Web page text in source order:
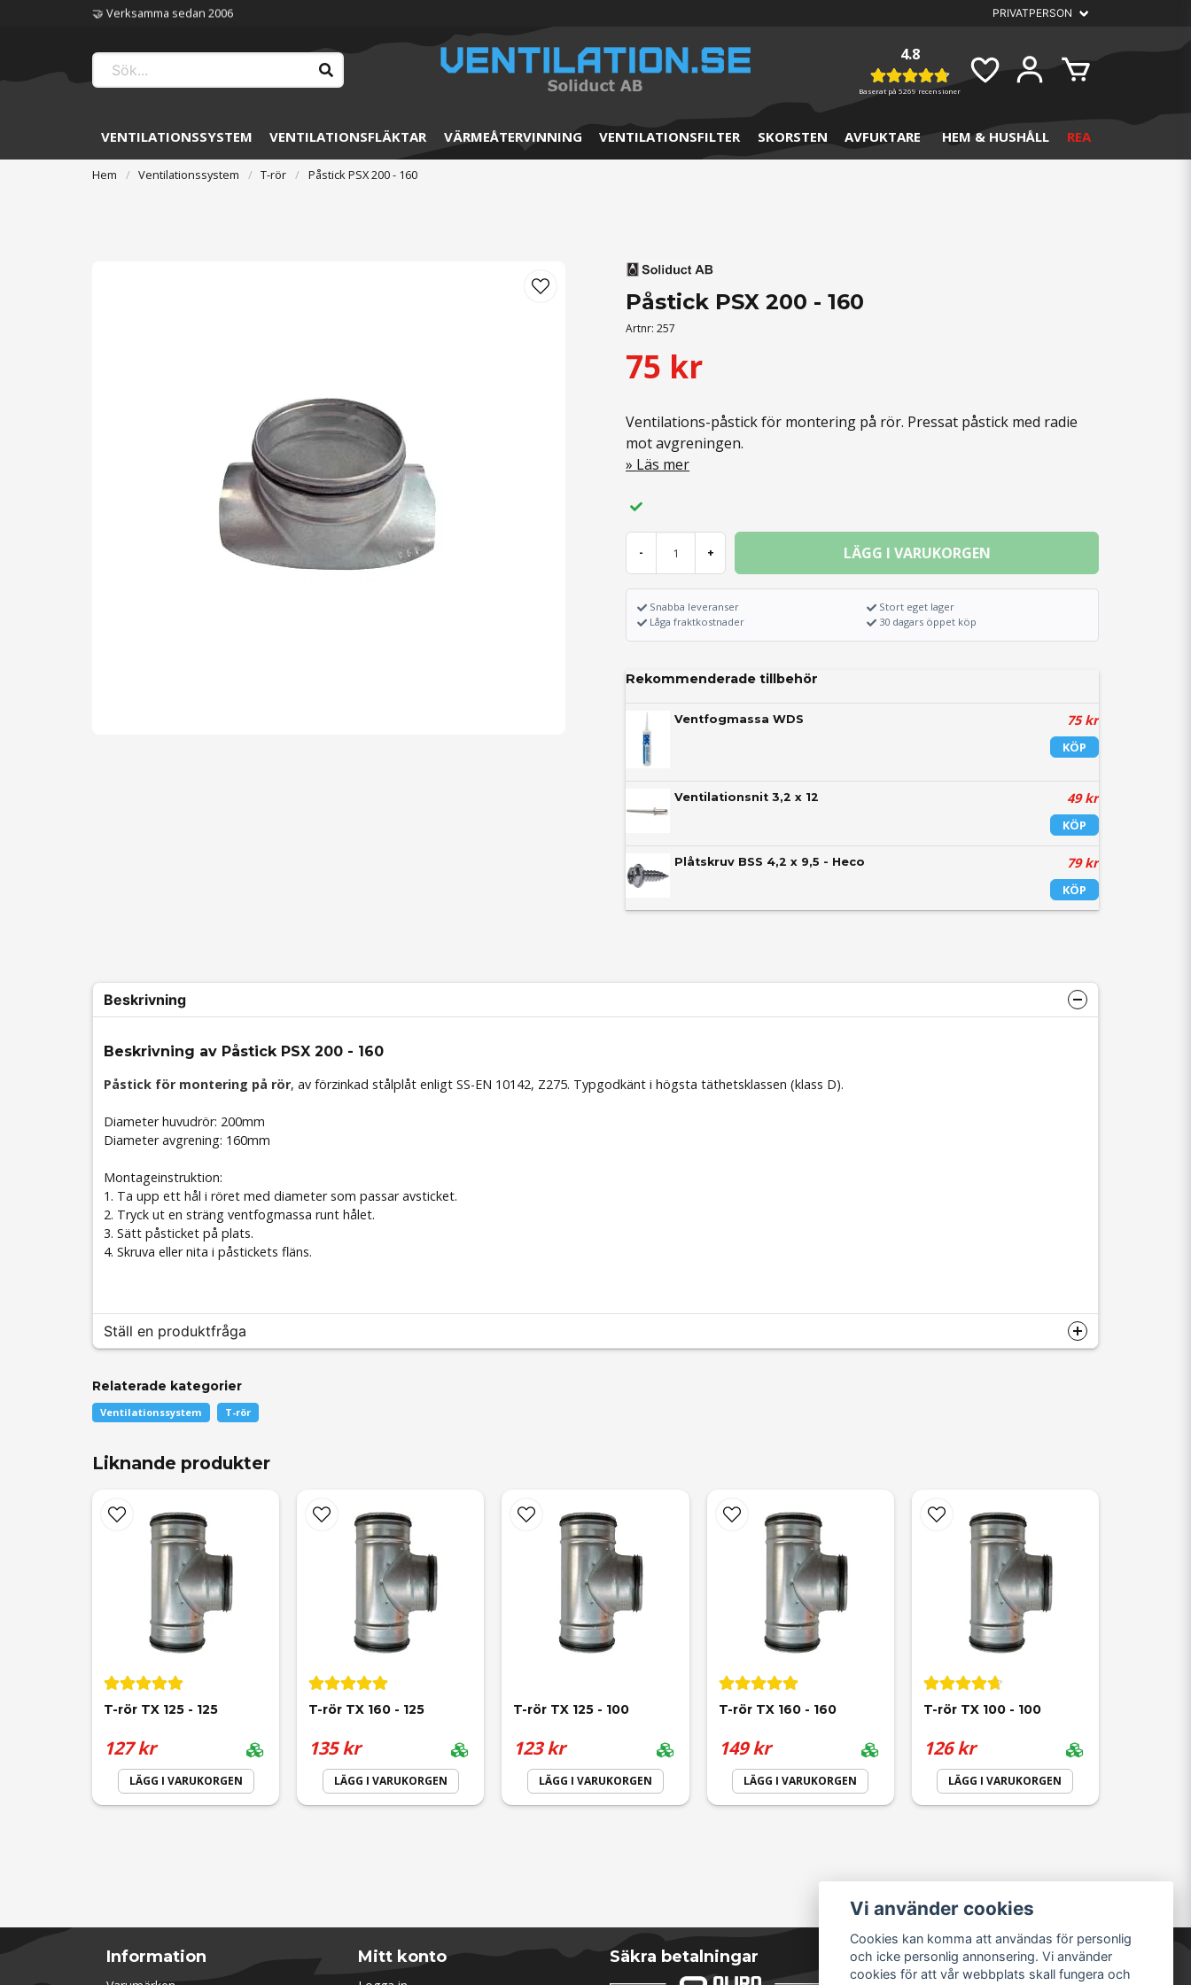
🏆 Störst på ventilation
4.8
Baserat på 5269 recensioner
VENTILATIONSSYSTEM VENTILATIONSFLÄKTAR VÄRMEÅTERVINNING VENTILATIONSFILTER SKORSTEN AVFUKTARE HEM & HUSHÅLL REA
Hem Ventilationssystem T-rör Påstick PSX 200 - 160
Påstick PSX 200 - 160
Artnr:257
75 kr
Ventilations-påstick för montering på rör. Pressat påstick med radie
mot avgreningen.
Läs mer
- + LÄGG I VARUKORGEN
Snabba leveranser
Låga fraktkostnader
Stort eget lager
30 dagars öppet köp
Rekommenderade tillbehör
Ventfogmassa WDS 75 kr
KÖP
Ventilationsnit 3,2 x 12 49 kr
KÖP
Plåtskruv BSS 4,2 x 9,5 - Heco 79 kr
KÖP
Beskrivning
Beskrivning av Påstick PSX 200 - 160
Påstick för montering på rör, av förzinkad stålplåt enligt SS-EN 10142, Z275. Typgodkänt i högsta täthetsklassen (klass D).
Diameter huvudrör: 200mm
Diameter avgrening: 160mm
Montageinstruktion:
1. Ta upp ett hål i röret med diameter som passar avsticket.
2. Tryck ut en sträng ventfogmassa runt hålet.
3. Sätt påsticket på plats.
4. Skruva eller nita i påstickets fläns.
Ställ en produktfråga
question
Fråga oss något om denna produkten...
nameNamn email
Ja, ni får publicera min fråga
Relaterade kategorier
Ventilationssystem T-rör
Liknande produkter
T-rör TX 125 - 125
127 kr
LÄGG I VARUKORGEN
T-rör TX 160 - 125
135 kr
LÄGG I VARUKORGEN
T-rör TX 125 - 100
123 kr
LÄGG I VARUKORGEN
T-rör TX 160 - 160
149 kr
LÄGG I VARUKORGEN
T-rör TX 100 - 100
126 kr
LÄGG I VARUKORGEN
Information Mitt konto Säkra betalningar
Vi använder cookies
Cookies kan komma att användas för personlig
och icke personlig annonsering. Vi använder
cookies för att vår webbplats skall fungera och